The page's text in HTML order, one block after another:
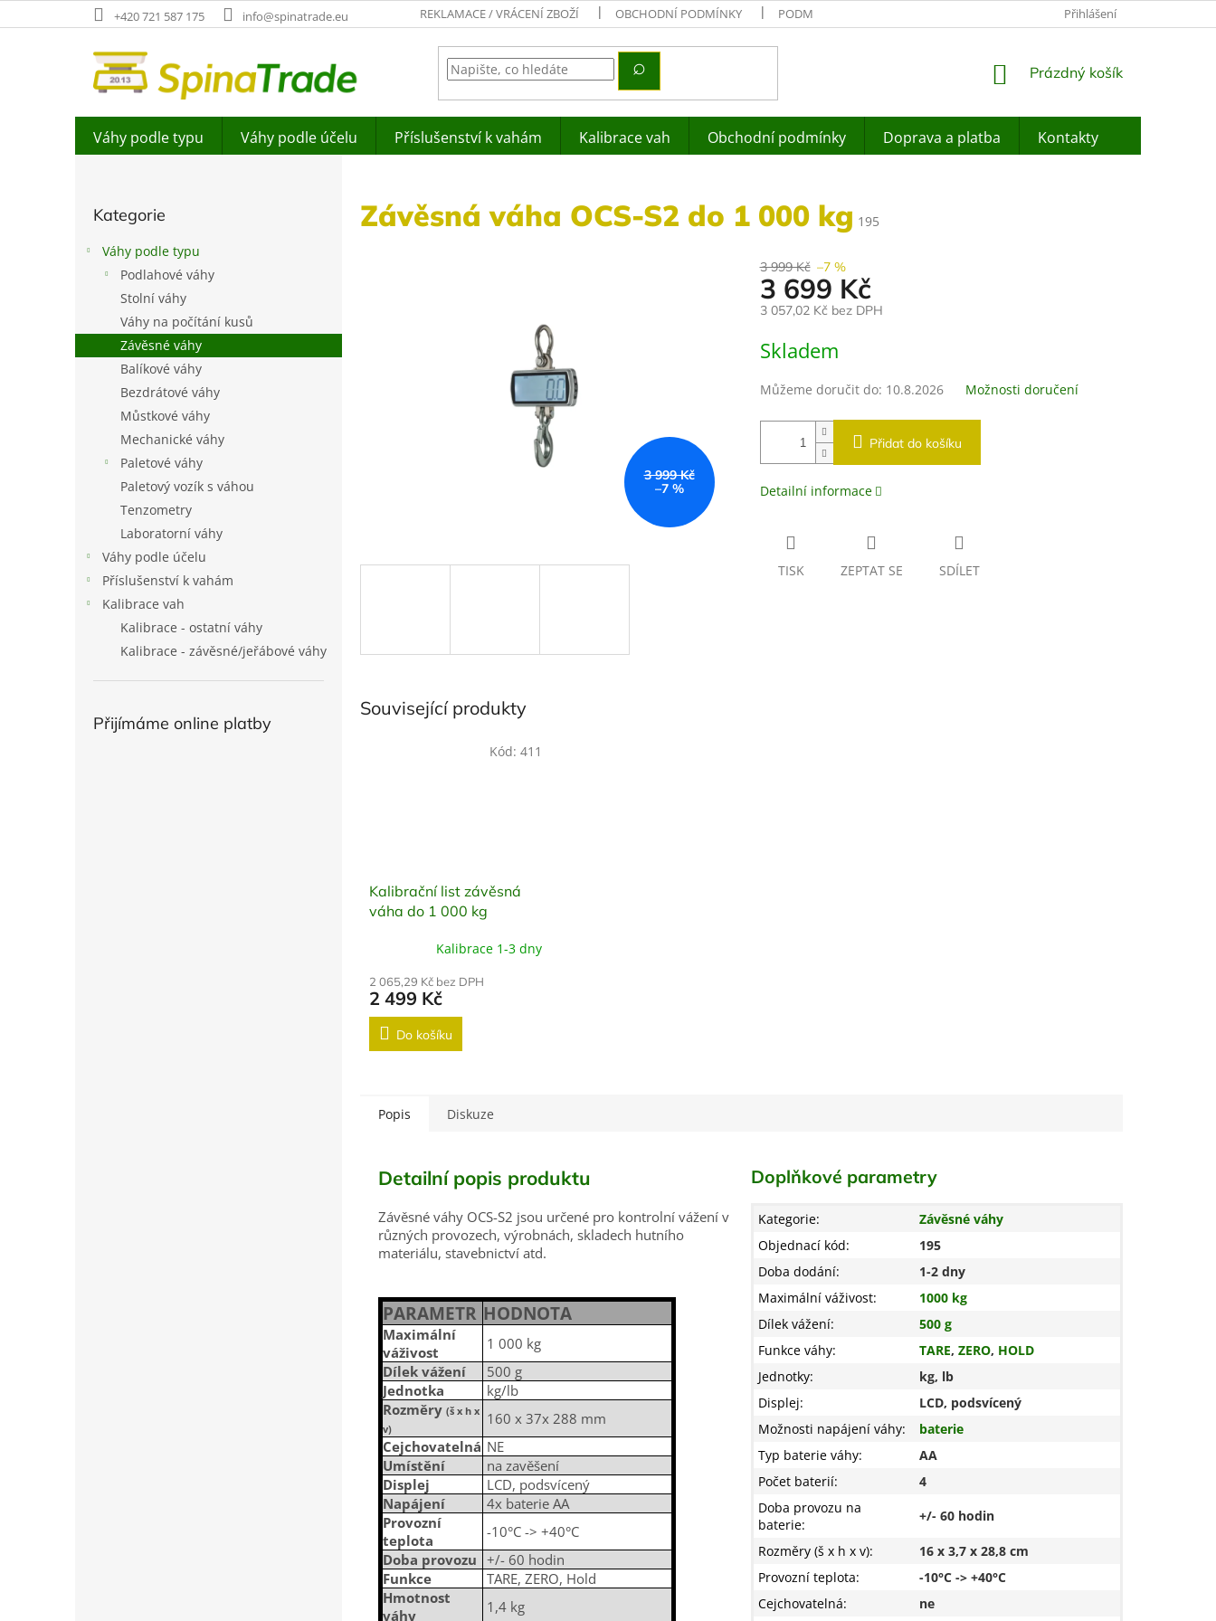
na
+420 721 587 175 info@spinatrade.eu REKLAMACE / VRÁCENÍ ZBOŽÍ OBCHODNÍ PODMÍNKY PODMÍNKY OCHRANY OSOBNÍCH ÚDAJŮ JAK NAKUPOVAT
Přihlášení
NÁKUPNÍ
Prázdný košík
Váhy podle typu Váhy podle účelu Příslušenství k vahám Kalibrace vah Obchodní podmínky Doprava a platba Kontakty
a
kategorie
Kategorie
Váhy podle typu
Podlahové váhy
Stolní váhy
Váhy na počítání kusů
Závěsné váhy
Balíkové váhy
Bezdrátové váhy
Můstkové váhy
Mechanické váhy
Paletové váhy
Paletový vozík s váhou
Tenzometry
Laboratorní váhy
Váhy podle účelu
Příslušenství k vahám
Kalibrace vah
Kalibrace - ostatní váhy
Kalibrace - závěsné/jeřábové váhy
Přijímáme online platby
Závěsná váha OCS-S2 do 1 000 kg 195
3 999 Kč
–7 %
3 999 Kč –7 %
3 699 Kč
3 057,02 Kč bez DPH
cena:
Skladem
Můžeme doručit do: 10.8.2026 Možnosti doručení
Přidat do košíku
Detailní informace
TISK ZEPTAT SE SDÍLET
Související produkty
Kalibrační list závěsná
váha do 1 000 kg
Kalibrace 1-3 dny
2 065,29 Kč bez DPH
2 499 Kč
Do košíku
Kód: 411
Popis Diskuze
Detailní popis produktu
Závěsné váhy OCS-S2 jsou určené pro kontrolní vážení v
různých provozech, výrobnách, skladech hutního
materiálu, stavebnictví atd.
PARAMETR HODNOTA
Maximální
váživost
1 000 kg
Dílek vážení
500 g
Jednotka
kg/lb
Rozměry (š x h x
v)
160 x 37x 288 mm
Cejchovatelná NE
Umístění
na zavěšení
Displej
LCD, podsvícený
Napájení
4x baterie AA
Provozní
teplota
-10°C -> +40°C
Doba provozu +/- 60 hodin
Funkce
TARE, ZERO, Hold
Hmotnost
váhy
1,4 kg
Doplňkové parametry
Kategorie:
Závěsné váhy
Objednací kód:
195
Doba dodání:
1-2 dny
Maximální váživost:
1000 kg
Dílek vážení:
500 g
Funkce váhy: TARE, ZERO, HOLD
Jednotky:
kg, lb
Displej:
LCD, podsvícený
Možnosti napájení váhy:
baterie
Typ baterie váhy:
AA
Počet baterií:
4
Doba provozu na
baterie:
+/- 60 hodin
Rozměry (š x h x v):
16 x 3,7 x 28,8 cm
Provozní teplota:
-10°C -> +40°C
Cejchovatelná: ne